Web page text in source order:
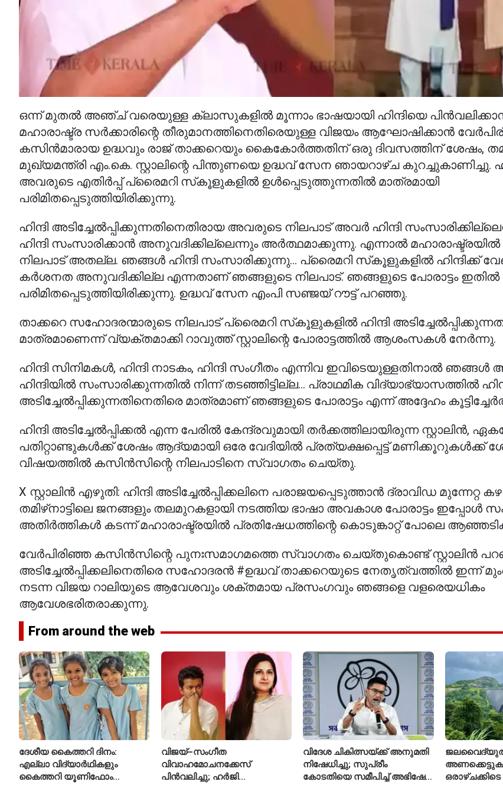
ഒന്ന് മുതൽ അഞ്ച് വരെയുള്ള ക്ലാസുകളിൽ മൂന്നാം ഭാഷയായി ഹിന്ദിയെ
മഹാരാഷ്ട്ര സർക്കാരിന്റെ തീരുമാനത്തിനെതിരെയുള്ള വിജയം ആഘോഷിക്കാൻ
കസിൻമാരായ ഉദ്ധവും രാജ് താക്കറെയും കൈകോർത്തതിന് ഒരു ദിവസത്തിന് ശേഷം,
മുഖ്യമന്ത്രി എം.കെ. സ്റ്റാലിന്റെ പിന്തുണയെ ഉദ്ധവ് സേന ഞായറാഴ്ച കുറച്ചുകാണിച്ചു.
അവരുടെ എതിർപ്പ് പ്രൈമറി സ്‌കൂളുകളിൽ ഉൾപ്പെടുത്തുന്നതിൽ മാത്രമായി
പരിമിതപ്പെടുത്തിയിരിക്കുന്നു.
ഹിന്ദി അടിച്ചേൽപ്പിക്കുന്നതിനെതിരായ അവരുടെ നിലപാട് അവർ ഹിന്ദി
ഹിന്ദി സംസാരിക്കാൻ അനുവദിക്കില്ലെന്നും അർത്ഥമാക്കുന്നു. എന്നാൽ
നിലപാട് അതല്ല. ഞങ്ങൾ ഹിന്ദി സംസാരിക്കുന്നു... പ്രൈമറി സ്‌കൂളുകളിൽ ഹിന്ദിക്ക്
കർശനത അനുവദിക്കില്ല എന്നതാണ് ഞങ്ങളുടെ നിലപാട്. ഞങ്ങളുടെ പോരാട്ടം ഇതിൽ
പരിമിതപ്പെടുത്തിയിരിക്കുന്നു. ഉദ്ധവ് സേന എംപി സഞ്ജയ് റൗട്ട് പറഞ്ഞു.
താക്കറെ സഹോദരന്മാരുടെ നിലപാട് പ്രൈമറി സ്‌കൂളുകളിൽ ഹിന്ദി
മാത്രമാണെന്ന് വ്യക്തമാക്കി റാവുത്ത് സ്റ്റാലിന്റെ പോരാട്ടത്തിൽ ആശംസകൾ നേർന്നു.
ഹിന്ദി സിനിമകൾ, ഹിന്ദി നാടകം, ഹിന്ദി സംഗീതം എന്നിവ ഇവിടെയുള്ളതിനാൽ
ഹിന്ദിയിൽ സംസാരിക്കുന്നതിൽ നിന്ന് തടഞ്ഞിട്ടില്ല... പ്രാഥമിക വിദ്യാഭ്യാസത്തിൽ
അടിച്ചേൽപ്പിക്കുന്നതിനെതിരെ മാത്രമാണ് ഞങ്ങളുടെ പോരാട്ടം എന്ന് അദ്ദേഹം
ഹിന്ദി അടിച്ചേൽപ്പിക്കൽ എന്ന പേരിൽ കേന്ദ്രവുമായി തർക്കത്തിലായിരുന്ന സ്റ്റാലിൻ,
പതിറ്റാണ്ടുകൾക്ക് ശേഷം ആദ്യമായി ഒരേ വേദിയിൽ പ്രത്യക്ഷപ്പെട്ട് മണിക്കൂറുകൾക്ക്
വിഷയത്തിൽ കസിൻസിന്റെ നിലപാടിനെ സ്വാഗതം ചെയ്തു.
X സ്റ്റാലിൻ എഴുതി: ഹിന്ദി അടിച്ചേൽപ്പിക്കലിനെ പരാജയപ്പെടുത്താൻ ദ്രാവിഡ മുന്നേറ്റ
തമിഴ്‌നാട്ടിലെ ജനങ്ങളും തലമുറകളായി നടത്തിയ ഭാഷാ അവകാശ പോരാട്ടം ഇപ്പോൾ
അതിർത്തികൾ കടന്ന് മഹാരാഷ്ട്രയിൽ പ്രതിഷേധത്തിന്റെ കൊടുങ്കാറ്റ് പോലെ
വേർപിരിഞ്ഞ കസിൻസിന്റെ പുനഃസമാഗമത്തെ സ്വാഗതം ചെയ്തുകൊണ്ട് സ്റ്റാലിൻ
അടിച്ചേൽപ്പിക്കലിനെതിരെ സഹോദരൻ #ഉദ്ധവ് താക്കറെയുടെ നേതൃത്വത്തിൽ ഇന്ന്
നടന്ന വിജയ റാലിയുടെ ആവേശവും ശക്തമായ പ്രസംഗവും ഞങ്ങളെ വളരെയധികം
ആവേശഭരിതരാക്കുന്നു.
From around the web
ദേശീയ കൈത്തറി ദിനം:
എല്ലാ വിദ്യാർഥികളും
കൈത്തറി യൂണിഫോം
വിജയ്–സംഗീത
വിവാഹമോചനക്കേസ്
പിൻവലിച്ചു; ഹർജി
വിദേശ ചികിത്സയ്ക്ക് അനുമതി
നിഷേധിച്ചു; സുപ്രീം
കോടതിയെ സമീപിച്ച് അഭിഷേക്